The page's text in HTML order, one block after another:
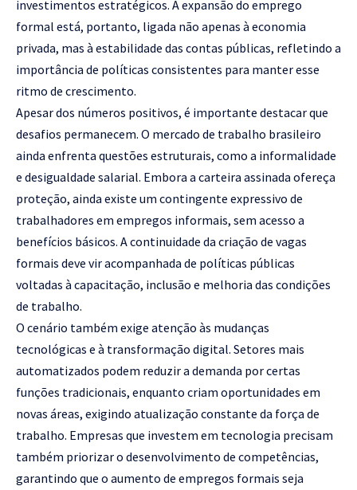
investimentos estratégicos. A expansão do emprego
formal está, portanto, ligada não apenas à economia
privada, mas à estabilidade das contas públicas, refletindo a
importância de políticas consistentes para manter esse
ritmo de crescimento.
Apesar dos números positivos, é importante destacar que
desafios permanecem. O mercado de trabalho brasileiro
ainda enfrenta questões estruturais, como a informalidade
e desigualdade salarial. Embora a carteira assinada ofereça
proteção, ainda existe um contingente expressivo de
trabalhadores em empregos informais, sem acesso a
benefícios básicos. A continuidade da criação de vagas
formais deve vir acompanhada de políticas públicas
voltadas à capacitação, inclusão e melhoria das condições
de trabalho.
O cenário também exige atenção às mudanças
tecnológicas e à transformação digital. Setores mais
automatizados podem reduzir a demanda por certas
funções tradicionais, enquanto criam oportunidades em
novas áreas, exigindo atualização constante da força de
trabalho. Empresas que investem em tecnologia precisam
também priorizar o desenvolvimento de competências,
garantindo que o aumento de empregos formais seja